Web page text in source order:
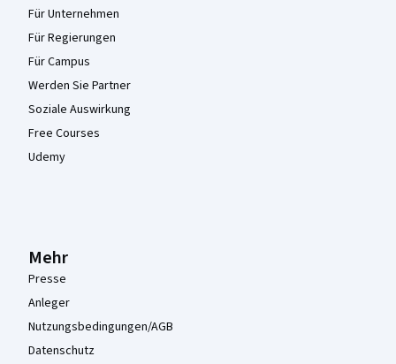
Für Unternehmen
Für Regierungen
Für Campus
Werden Sie Partner
Soziale Auswirkung
Free Courses
Udemy
Mehr
Presse
Anleger
Nutzungsbedingungen/AGB
Datenschutz